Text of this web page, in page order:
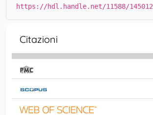
https://hdl.handle.net/11588/145012
Citazioni